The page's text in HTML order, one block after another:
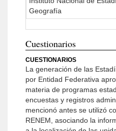
Geografía
Cuestionarios
CUESTIONARIOS
La generación de las
por Entidad Federativa
materia de programas
encuestas y registros
mencionó antes se utilizó
RENEM, asociando la